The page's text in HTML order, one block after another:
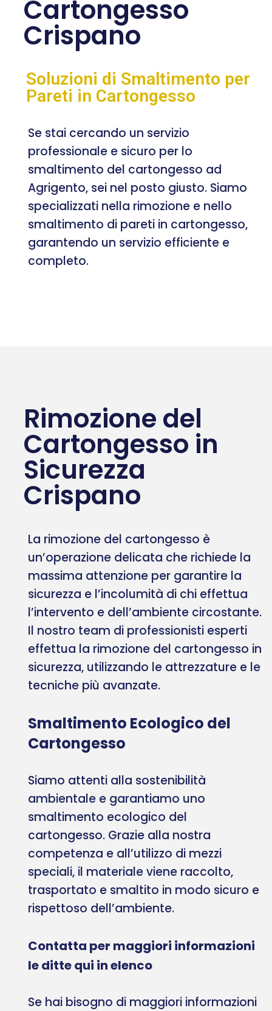
Cartongesso
Crispano
Soluzioni di Smaltimento per
Pareti in Cartongesso
Se stai cercando un servizio
professionale e sicuro per lo
smaltimento del cartongesso ad
Agrigento, sei nel posto giusto. Siamo
specializzati nella rimozione e nello
smaltimento di pareti in cartongesso,
garantendo un servizio efficiente e
completo.
Rimozione del
Cartongesso in
Sicurezza
Crispano
La rimozione del cartongesso è
un’operazione delicata che richiede la
massima attenzione per garantire la
sicurezza e l’incolumità di chi effettua
l’intervento e dell’ambiente circostante.
Il nostro team di professionisti esperti
effettua la rimozione del cartongesso in
sicurezza, utilizzando le attrezzature e le
tecniche più avanzate.
Smaltimento Ecologico del
Cartongesso
Siamo attenti alla sostenibilità
ambientale e garantiamo uno
smaltimento ecologico del
cartongesso. Grazie alla nostra
competenza e all’utilizzo di mezzi
speciali, il materiale viene raccolto,
trasportato e smaltito in modo sicuro e
rispettoso dell’ambiente.
Contatta per maggiori informazioni
le ditte qui in elenco
Se hai bisogno di maggiori informazioni